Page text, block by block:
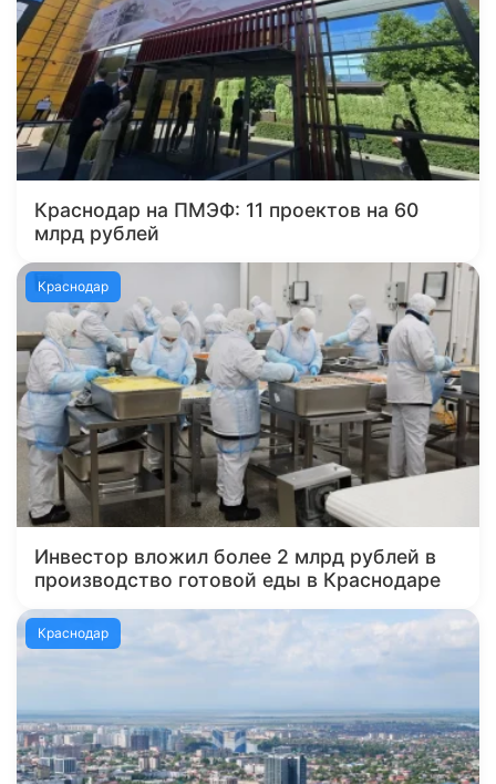
Краснодар на ПМЭФ: 11 проектов на 60
млрд рублей
Краснодар
Инвестор вложил более 2 млрд рублей в
производство готовой еды в Краснодаре
Краснодар